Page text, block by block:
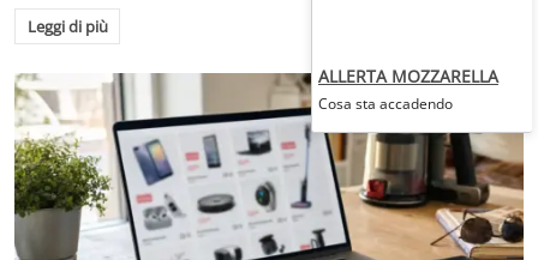
Leggi di più
ALLERTA MOZZARELLA
Cosa sta accadendo